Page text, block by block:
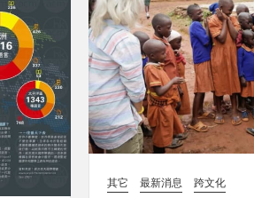
其它 最新消息 跨文化